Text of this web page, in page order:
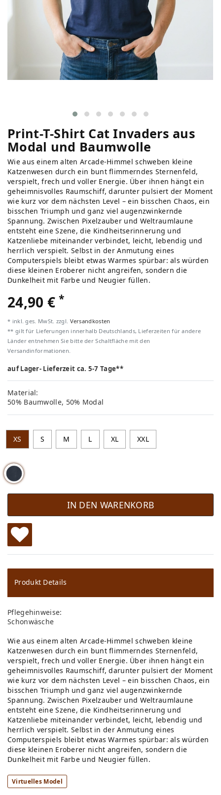
Print-T-Shirt Cat Invaders aus
Modal und Baumwolle
Wie aus einem alten Arcade-Himmel schweben kleine
Katzenwesen durch ein bunt flimmerndes Sternenfeld,
verspielt, frech und voller Energie. Über ihnen hängt ein
geheimnisvolles Raumschiff, darunter pulsiert der Moment
wie kurz vor dem nächsten Level – ein bisschen Chaos, ein
bisschen Triumph und ganz viel augenzwinkernde
Spannung. Zwischen Pixelzauber und Weltraumlaune
entsteht eine Szene, die Kindheitserinnerung und
Katzenliebe miteinander verbindet, leicht, lebendig und
herrlich verspielt. Selbst in der Anmutung eines
Computerspiels bleibt etwas Warmes spürbar: als würden
diese kleinen Eroberer nicht angreifen, sondern die
Dunkelheit mit Farbe und Neugier füllen.
24,90 €*
* inkl. ges. MwSt. zzgl. Versandkosten
** gilt für Lieferungen innerhalb Deutschlands, Lieferzeiten für andere
Länder entnehmen Sie bitte der Schaltfläche mit den
Versandinformationen.
auf Lager- Lieferzeit ca. 5-7 Tage**
Material:
50% Baumwolle, 50% Modal
XS S M L XL XXL
IN DEN WARENKORB
W
u
ns
ch
lis
te
Produkt Details
Pflegehinweise:
Schonwäsche
Wie aus einem alten Arcade-Himmel schweben kleine
Katzenwesen durch ein bunt flimmerndes Sternenfeld,
verspielt, frech und voller Energie. Über ihnen hängt ein
geheimnisvolles Raumschiff, darunter pulsiert der Moment
wie kurz vor dem nächsten Level – ein bisschen Chaos, ein
bisschen Triumph und ganz viel augenzwinkernde
Spannung. Zwischen Pixelzauber und Weltraumlaune
entsteht eine Szene, die Kindheitserinnerung und
Katzenliebe miteinander verbindet, leicht, lebendig und
herrlich verspielt. Selbst in der Anmutung eines
Computerspiels bleibt etwas Warmes spürbar: als würden
diese kleinen Eroberer nicht angreifen, sondern die
Dunkelheit mit Farbe und Neugier füllen.
Virtuelles Model